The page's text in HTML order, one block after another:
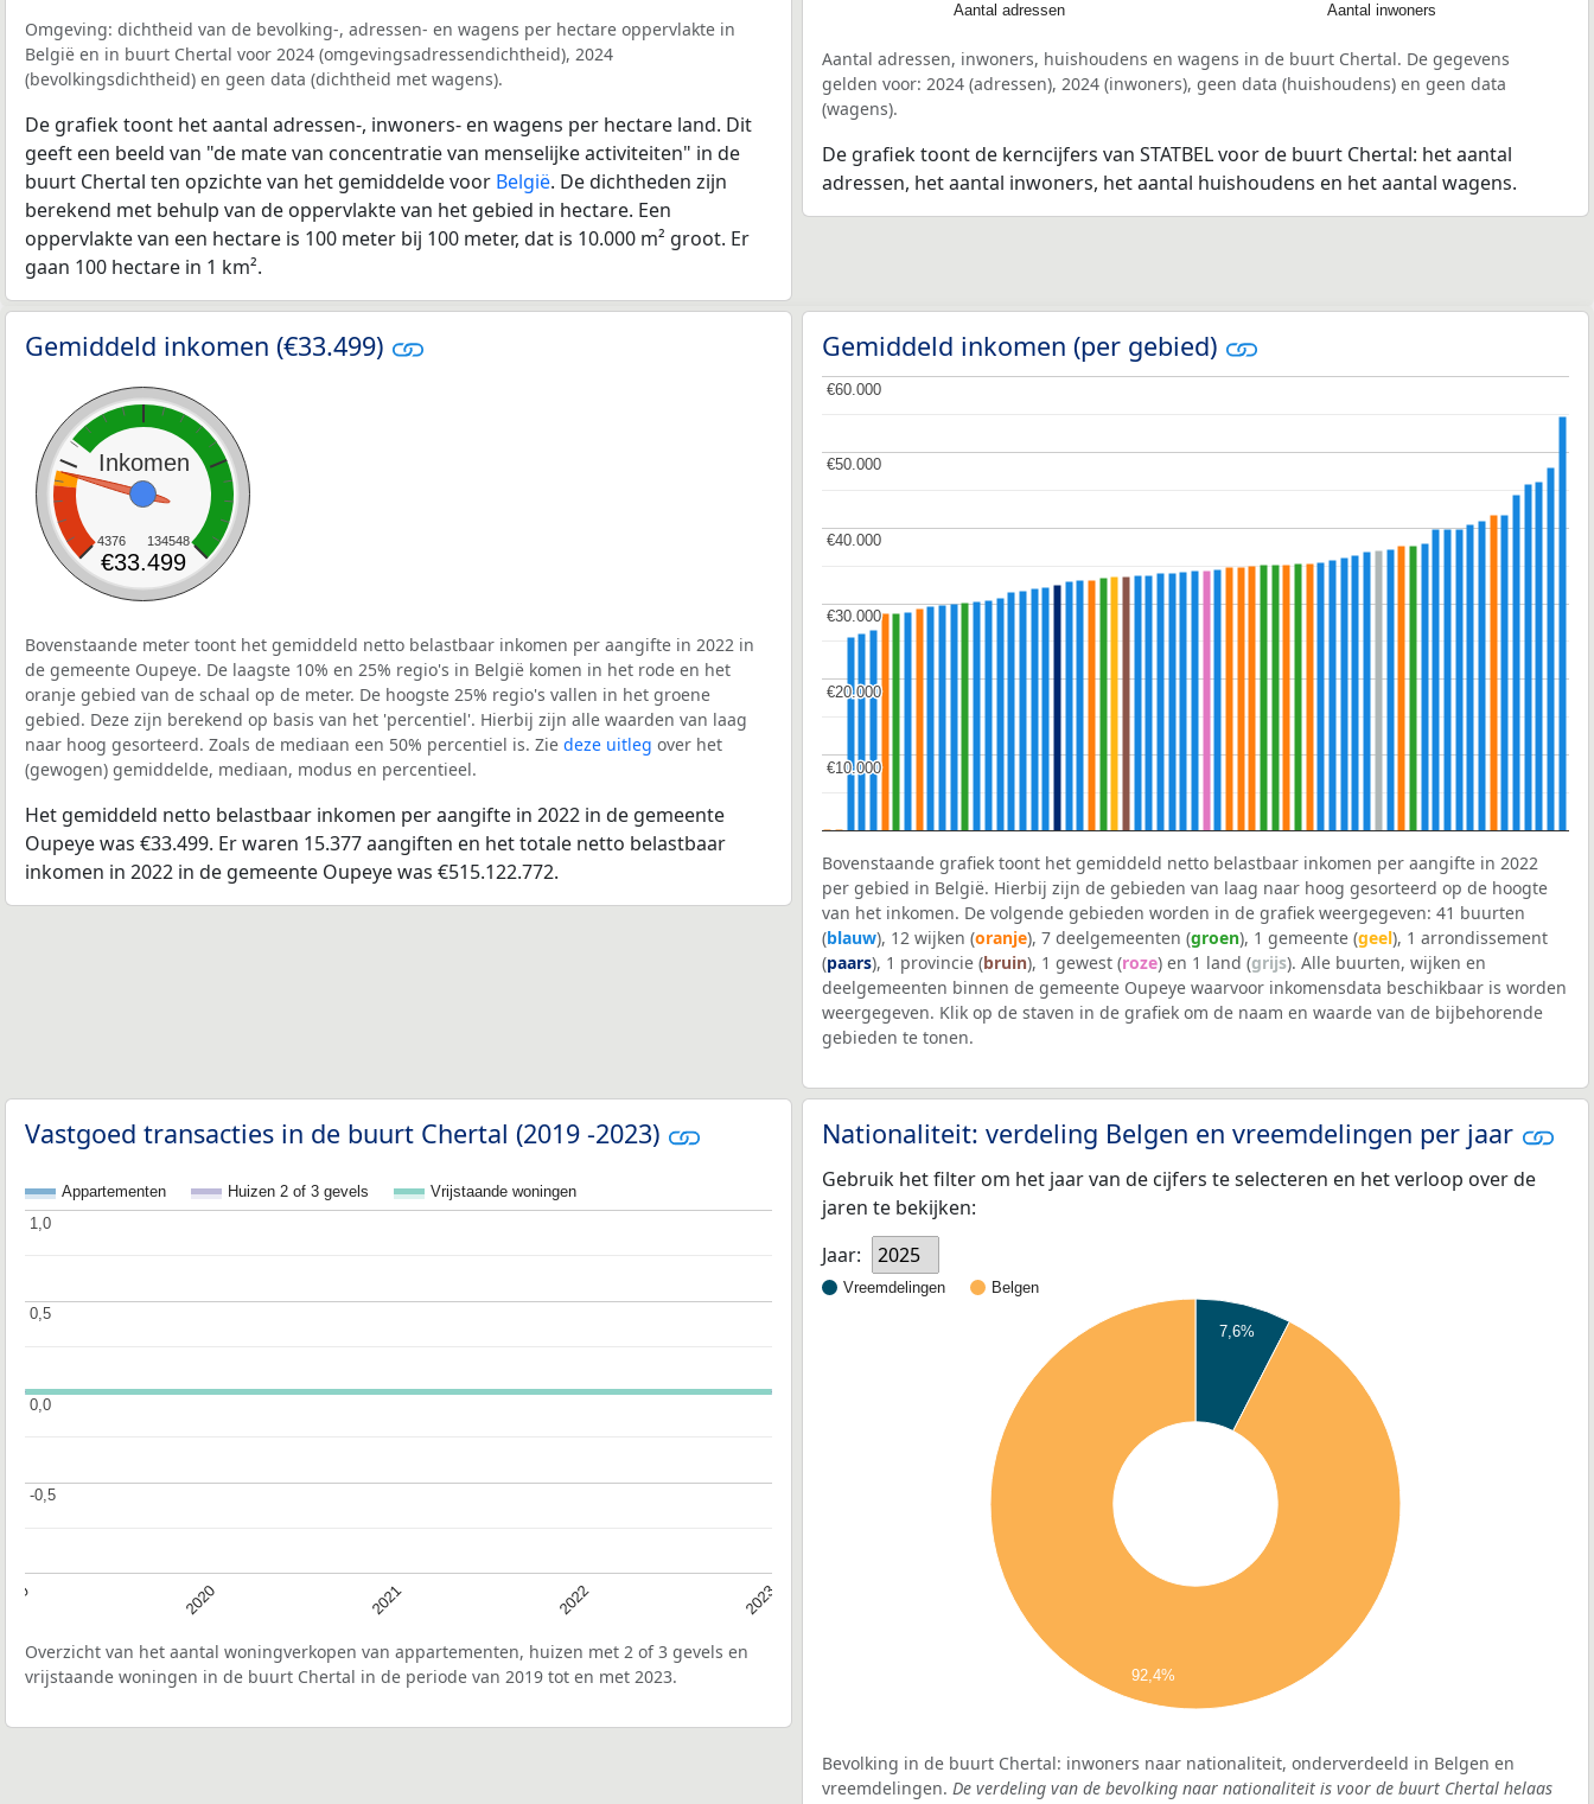
Omgeving: dichtheid van de bevolking-, adressen- en wagens per hectare oppervlakte in
België en in buurt Chertal voor 2024 (omgevingsadressendichtheid), 2024
(bevolkingsdichtheid) en geen data (dichtheid met wagens).
De grafiek toont het aantal adressen-, inwoners- en wagens per hectare land. Dit
geeft een beeld van "de mate van concentratie van menselijke activiteiten" in de
buurt Chertal ten opzichte van het gemiddelde voor België. De dichtheden zijn
berekend met behulp van de oppervlakte van het gebied in hectare. Een
oppervlakte van een hectare is 100 meter bij 100 meter, dat is 10.000 m² groot. Er
gaan 100 hectare in 1 km².
Aantal adressen Aantal inwoners
Aantal adressen, inwoners, huishoudens en wagens in de buurt Chertal. De gegevens
gelden voor: 2024 (adressen), 2024 (inwoners), geen data (huishoudens) en geen data
(wagens).
De grafiek toont de kerncijfers van STATBEL voor de buurt Chertal: het aantal
adressen, het aantal inwoners, het aantal huishoudens en het aantal wagens.
Gemiddeld inkomen (€33.499)
Inkomen
4376 134548
€33.499
Bovenstaande meter toont het gemiddeld netto belastbaar inkomen per aangifte in 2022 in
de gemeente Oupeye. De laagste 10% en 25% regio's in België komen in het rode en het
oranje gebied van de schaal op de meter. De hoogste 25% regio's vallen in het groene
gebied. Deze zijn berekend op basis van het 'percentiel'. Hierbij zijn alle waarden van laag
naar hoog gesorteerd. Zoals de mediaan een 50% percentiel is. Zie deze uitleg over het
(gewogen) gemiddelde, mediaan, modus en percentieel.
Het gemiddeld netto belastbaar inkomen per aangifte in 2022 in de gemeente
Oupeye was €33.499. Er waren 15.377 aangiften en het totale netto belastbaar
inkomen in 2022 in de gemeente Oupeye was €515.122.772.
Gemiddeld inkomen (per gebied)
€10.000
€10.000
€20.000
€20.000
€30.000
€30.000
€40.000
€40.000
€50.000
€50.000
€60.000
€60.000
Bovenstaande grafiek toont het gemiddeld netto belastbaar inkomen per aangifte in 2022
per gebied in België. Hierbij zijn de gebieden van laag naar hoog gesorteerd op de hoogte
van het inkomen. De volgende gebieden worden in de grafiek weergegeven: 41 buurten
(blauw), 12 wijken (oranje), 7 deelgemeenten (groen), 1 gemeente (geel), 1 arrondissement
(paars), 1 provincie (bruin), 1 gewest (roze) en 1 land (grijs). Alle buurten, wijken en
deelgemeenten binnen de gemeente Oupeye waarvoor inkomensdata beschikbaar is worden
weergegeven. Klik op de staven in de grafiek om de naam en waarde van de bijbehorende
gebieden te tonen.
Vastgoed transacties in de buurt Chertal (2019 -2023)
Appartementen Huizen 2 of 3 gevels Vrijstaande woningen
2020 2021 2022 2023
-0,5
-0,5
0,0
0,0
0,5
0,5
1,0
1,0
Overzicht van het aantal woningverkopen van appartementen, huizen met 2 of 3 gevels en
vrijstaande woningen in de buurt Chertal in de periode van 2019 tot en met 2023.
Nationaliteit: verdeling Belgen en vreemdelingen per jaar
Gebruik het filter om het jaar van de cijfers te selecteren en het verloop over de
jaren te bekijken:
Jaar:
2025
Vreemdelingen Belgen
7,6%
92,4%
Bevolking in de buurt Chertal: inwoners naar nationaliteit, onderverdeeld in Belgen en
vreemdelingen. De verdeling van de bevolking naar nationaliteit is voor de buurt Chertal helaas